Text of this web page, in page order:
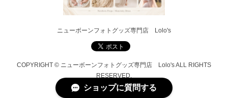
ニューボーンフォトグッズ専門店 Lolo's
COPYRIGHT © ニューボーンフォトグッズ専門店 Lolo's ALL RIGHTS
RESERVED.
ショップに質問する